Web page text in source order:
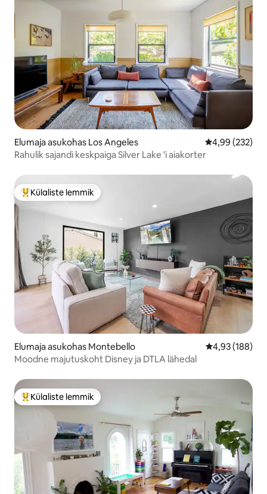
Elumaja asukohas Los Angeles Keskmine
4,99 (232)
Rahulik sajandi keskpaiga Silver Lake 'i aiakorter
Külaliste suur lemmik
Külaliste lemmik
Elumaja asukohas Montebello Keskmine
4,93 (188)
Moodne majutuskoht Disney ja DTLA lähedal
Külaliste suur lemmik
Külaliste lemmik